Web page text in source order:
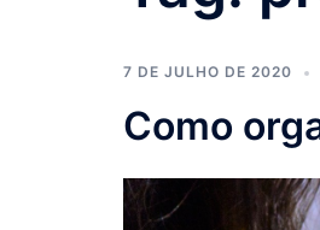
7 DE JULHO DE 2020
Como